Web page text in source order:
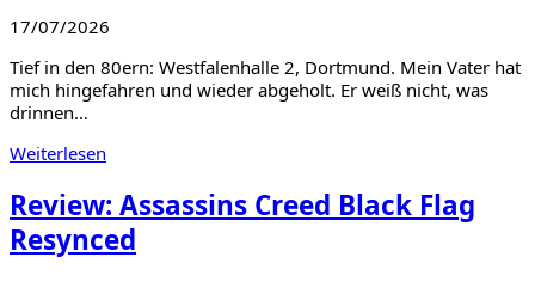
17/07/2026
Tief in den 80ern: Westfalenhalle 2, Dortmund. Mein Vater hat
mich hingefahren und wieder abgeholt. Er weiß nicht, was
drinnen…
Weiterlesen
Review: Assassins Creed Black Flag
Resynced